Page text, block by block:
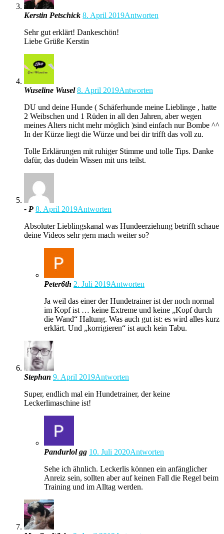
Kerstin Petschick 8. April 2019Antworten
Sehr gut erklärt! Dankeschön!
Liebe Grüße Kerstin
Wuseline Wusel 8. April 2019Antworten
DU und deine Hunde ( Schäferhunde meine Lieblinge , hatte
2 Weibschen und 1 Rüden in all den Jahren, aber wegen
meines Alters nicht mehr möglich )sind einfach nur Bombe ^^
In der Kürze liegt die Würze und bei dir trifft das voll zu.
Tolle Erklärungen mit ruhiger Stimme und tolle Tips. Danke
dafür, das dudein Wissen mit uns teilst.
- P 8. April 2019Antworten
Absoluter Lieblingskanal was Hundeerziehung betrifft schaue
deine Videos sehr gern mach weiter so?
Peter6th 2. Juli 2019Antworten
Ja weil das einer der Hundetrainer ist der noch normal
im Kopf ist … keine Extreme und keine „Kopf durch
die Wand“ Haltung. Was auch gut ist: es wird alles kurz
erklärt. Und „korrigieren“ ist auch kein Tabu.
Stephan 9. April 2019Antworten
Super, endlich mal ein Hundetrainer, der keine
Leckerlimaschine ist!
Pandurlol gg 10. Juli 2020Antworten
Sehe ich ähnlich. Leckerlis können ein anfänglicher
Anreiz sein, sollten aber auf keinen Fall die Regel beim
Training und im Alltag werden.